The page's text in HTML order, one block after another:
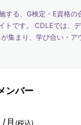
る、G検定・E資格の
トです。 CDLEでは、
集まり、学び合い・ア
ンバー
/月 (税込)